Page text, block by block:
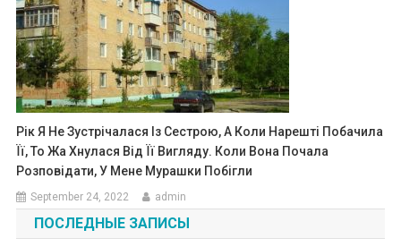
Рік Я Не Зустрічалася Із Сестрою, А Коли Нарешті Побачила
Її, То Жа Хнулася Від Її Вигляду. Коли Вона Почала
Розповідати, У Мене Мурашки Побігли
September 24, 2022 admin
ПОСЛЕДНЫЕ ЗАПИСЫ